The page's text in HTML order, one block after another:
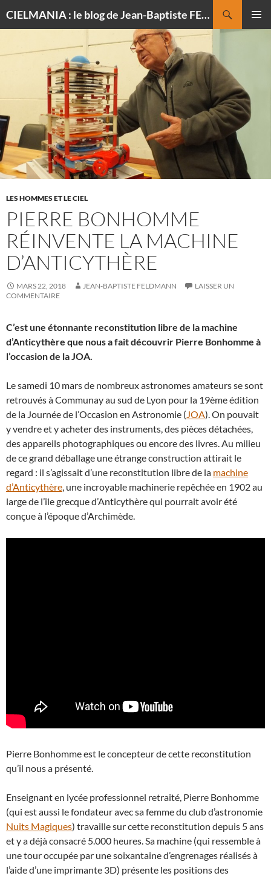
CIELMANIA : le blog de Jean-Baptiste FELDMANN, photographe du ciel
CONTENU
LES HOMMES ET LE CIEL
PIERRE BONHOMME
RÉINVENTE LA MACHINE
D’ANTICYTHÈRE
MARS 22, 2018 JEAN-BAPTISTE FELDMANN
LAISSER UN
COMMENTAIRE
C’est une étonnante reconstitution libre de la machine
d’Anticythère que nous a fait découvrir Pierre Bonhomme à
l’occasion de la JOA.
Le samedi 10 mars de nombreux astronomes amateurs se sont
retrouvés à Communay au sud de Lyon pour la 19ème édition
de la Journée de l’Occasion en Astronomie (JOA). On pouvait
y vendre et y acheter des instruments, des pièces détachées,
des appareils photographiques ou encore des livres. Au milieu
de ce grand déballage une étrange construction attirait le
regard : il s’agissait d’une reconstitution libre de la machine
d’Anticythère, une incroyable machinerie repêchée en 1902 au
large de l’île grecque d’Anticythère qui pourrait avoir été
conçue à l’époque d’Archimède.
Pierre Bonhomme est le concepteur de cette reconstitution
qu’il nous a présenté.
Enseignant en lycée professionnel retraité, Pierre Bonhomme
(qui est aussi le fondateur avec sa femme du club d’astronomie
Nuits Magiques) travaille sur cette reconstitution depuis 5 ans
et y a déjà consacré 5.000 heures. Sa machine (qui ressemble à
une tour occupée par une soixantaine d’engrenages réalisés à
l’aide d’une imprimante 3D) présente les positions des